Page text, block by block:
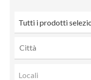
Tutti i prodotti
Locali